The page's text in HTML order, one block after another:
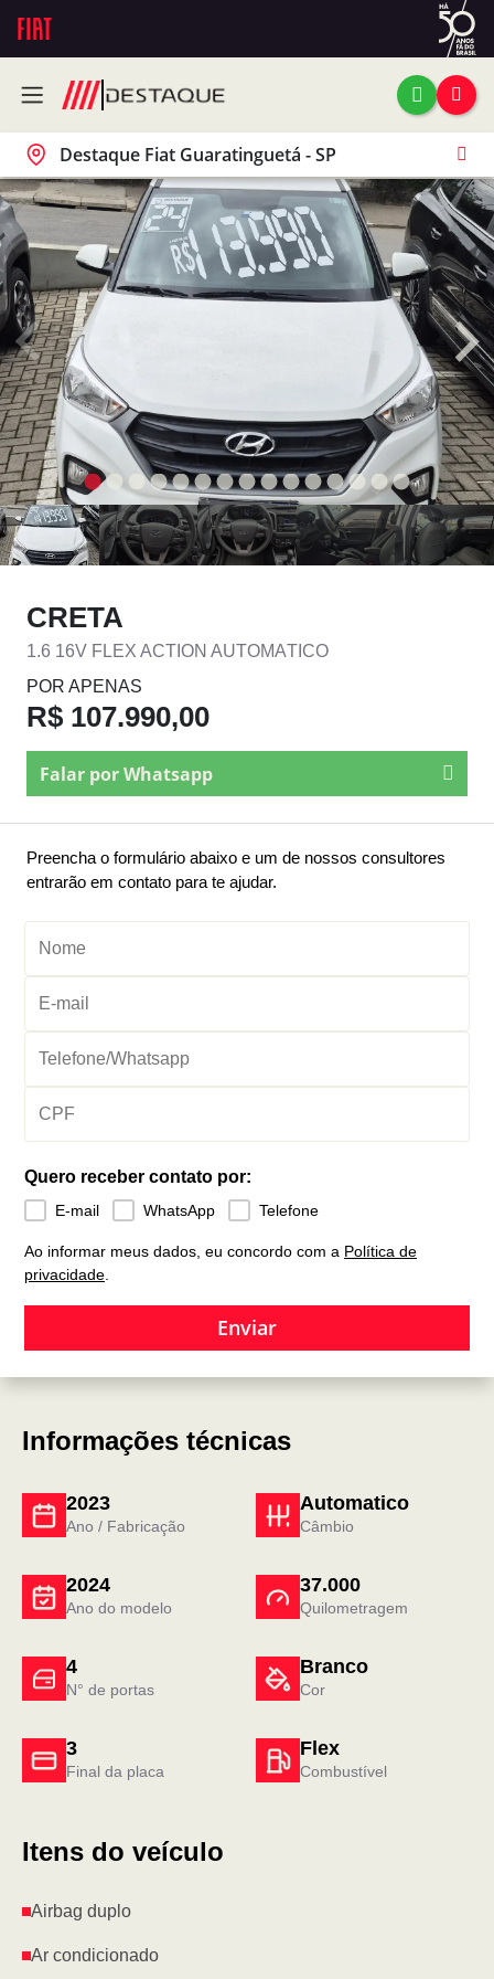
Destaque Fiat Guaratinguetá - SP
CRETA
1.6 16V FLEX ACTION AUTOMÁTICO
POR APENAS
R$ 107.990,00
Falar por Whatsapp
Preencha o formulário abaixo e um de nossos consultores
entrarão em contato para te ajudar.
Quero receber contato por:
E-mail WhatsApp Telefone
Ao informar meus dados, eu concordo com a Política de
privacidade.
Enviar
Informações técnicas
2023
Ano / Fabricação
Automatico
Câmbio
4
N° de portas
Branco
Cor
2024
Ano do modelo
37.000
Quilometragem
3
Final da placa
Flex
Combustível
Itens do veículo
Airbag duplo
Ar condicionado